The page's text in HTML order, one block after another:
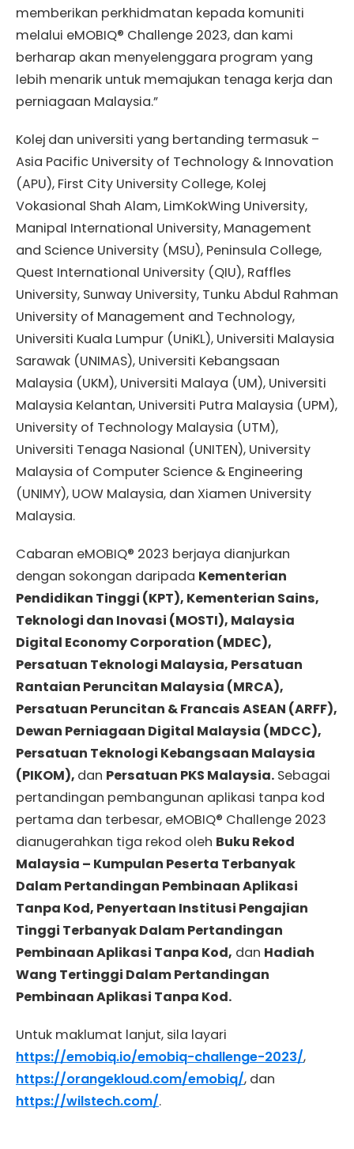
memberikan perkhidmatan kepada komuniti
melalui eMOBIQ® Challenge 2023, dan kami
berharap akan menyelenggara program yang
lebih menarik untuk memajukan tenaga kerja dan
perniagaan Malaysia.”
Kolej dan universiti yang bertanding termasuk –
Asia Pacific University of Technology & Innovation
(APU), First City University College, Kolej
Vokasional Shah Alam, LimKokWing University,
Manipal International University, Management
and Science University (MSU), Peninsula College,
Quest International University (QIU), Raffles
University, Sunway University, Tunku Abdul Rahman
University of Management and Technology,
Universiti Kuala Lumpur (UniKL), Universiti Malaysia
Sarawak (UNIMAS), Universiti Kebangsaan
Malaysia (UKM), Universiti Malaya (UM), Universiti
Malaysia Kelantan, Universiti Putra Malaysia (UPM),
University of Technology Malaysia (UTM),
Universiti Tenaga Nasional (UNITEN), University
Malaysia of Computer Science & Engineering
(UNIMY), UOW Malaysia, dan Xiamen University
Malaysia.
Cabaran eMOBIQ® 2023 berjaya dianjurkan
dengan sokongan daripada Kementerian
Pendidikan Tinggi (KPT), Kementerian Sains,
Teknologi dan Inovasi (MOSTI), Malaysia
Digital Economy Corporation (MDEC),
Persatuan Teknologi Malaysia, Persatuan
Rantaian Peruncitan Malaysia (MRCA),
Persatuan Peruncitan & Francais ASEAN (ARFF),
Dewan Perniagaan Digital Malaysia (MDCC),
Persatuan Teknologi Kebangsaan Malaysia
(PIKOM), dan Persatuan PKS Malaysia. Sebagai
pertandingan pembangunan aplikasi tanpa kod
pertama dan terbesar, eMOBIQ® Challenge 2023
dianugerahkan tiga rekod oleh Buku Rekod
Malaysia – Kumpulan Peserta Terbanyak
Dalam Pertandingan Pembinaan Aplikasi
Tanpa Kod, Penyertaan Institusi Pengajian
Tinggi Terbanyak Dalam Pertandingan
Pembinaan Aplikasi Tanpa Kod, dan Hadiah
Wang Tertinggi Dalam Pertandingan
Pembinaan Aplikasi Tanpa Kod.
Untuk maklumat lanjut, sila layari
https://emobiq.io/emobiq-challenge-2023/,
https://orangekloud.com/emobiq/, dan
https://wilstech.com/.